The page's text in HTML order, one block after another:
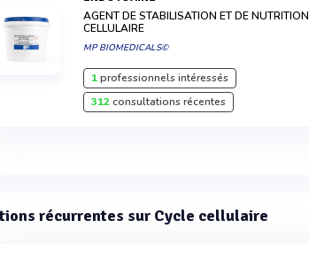
AGENT DE STABILISATION ET DE NUTRITION
CELLULAIRE
MP BIOMEDICALS©
1professionnels intéressés
312consultations récentes
récurrentes sur Cycle cellulaire